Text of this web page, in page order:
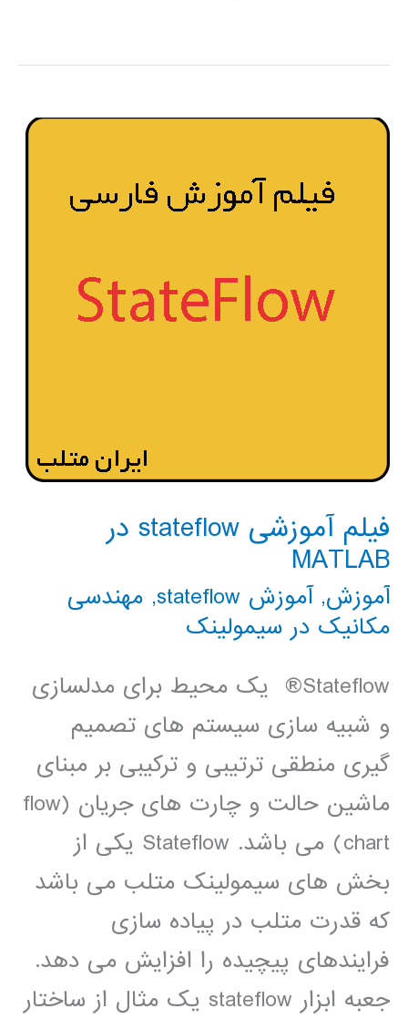
فیلم آموزشی stateflow در
MATLAB
آموزش,آموزش stateflow , مهندسی
مکانیک در سیمولینک
Stateflow® یک محیط برای مدلسازی
و شبیه سازی سیستم های تصمیم
گیری منطقی ترتیبی و ترکیبی بر مبنای
ماشین حالت و چارت های جریان (flow
chart) می باشد. Stateflow یکی از
بخش های سیمولینک متلب می باشد
که قدرت متلب در پیاده سازی
فرایندهای پیچیده را افزایش می دهد.
جعبه ابزار stateflow يک مثال از ساختار